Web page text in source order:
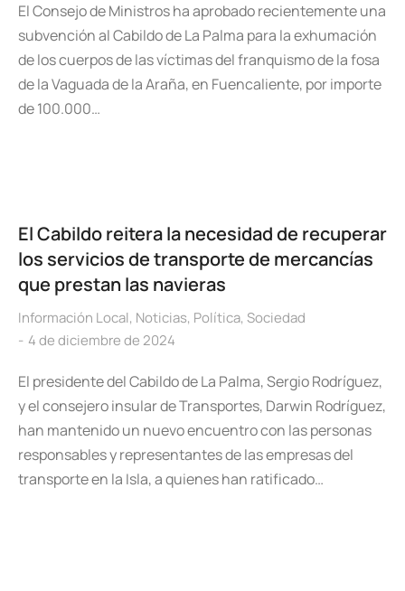
El Consejo de Ministros ha aprobado recientemente una
subvención al Cabildo de La Palma para la exhumación
de los cuerpos de las víctimas del franquismo de la fosa
de la Vaguada de la Araña, en Fuencaliente, por importe
de 100.000…
El Cabildo reitera la necesidad de recuperar
los servicios de transporte de mercancías
que prestan las navieras
Información Local, Noticias, Política, Sociedad
4 de diciembre de 2024
El presidente del Cabildo de La Palma, Sergio Rodríguez,
y el consejero insular de Transportes, Darwin Rodríguez,
han mantenido un nuevo encuentro con las personas
responsables y representantes de las empresas del
transporte en la Isla, a quienes han ratificado…